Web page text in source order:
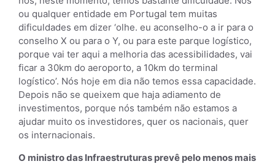
ou qualquer entidade em Portugal tem muitas
dificuldades em dizer ‘olhe. eu aconselho-o a ir para o
conselho X ou para o Y, ou para este parque logístico,
porque vai ter aqui a melhoria das acessibilidades, vai
ficar a 30km do aeroporto, a 10km do terminal
logístico’. Nós hoje em dia não temos essa capacidade.
Depois não se queixem que haja adiamento de
investimentos, porque nós também não estamos a
ajudar muito os investidores, quer os nacionais, quer
os internacionais.
O ministro das Infraestruturas prevê pelo menos mais